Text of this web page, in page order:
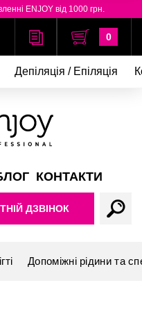
ENJOY від 1000 грн.
0
Депіляція / Епіляція
КОНТАКТИ
ДЗВІНОК
Допоміжні рідини та